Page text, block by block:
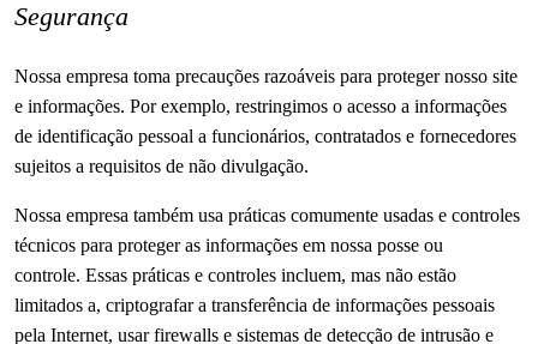
Segurança
Nossa empresa toma precauções razoáveis ​​para proteger nosso site
e informações. Por exemplo, restringimos o acesso a informações
de identificação pessoal a funcionários, contratados e fornecedores
sujeitos a requisitos de não divulgação.
Nossa empresa também usa práticas comumente usadas e controles
técnicos para proteger as informações em nossa posse ou
controle. Essas práticas e controles incluem, mas não estão
limitados a, criptografar a transferência de informações pessoais
pela Internet, usar firewalls e sistemas de detecção de intrusão e